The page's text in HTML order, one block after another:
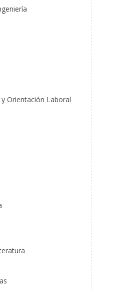
Orientación Laboral